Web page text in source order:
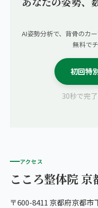
AI姿勢分析で、背骨のカ
無料で
初回特
30秒で完
アクセス
こころ整体院
〒600-8411 京都府京都